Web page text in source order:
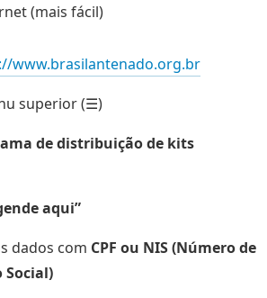
(mais fácil)
www.brasilantenado.org.br
superior (☰)
de distribuição de kits
aqui”
dados com CPF ou NIS (Número de